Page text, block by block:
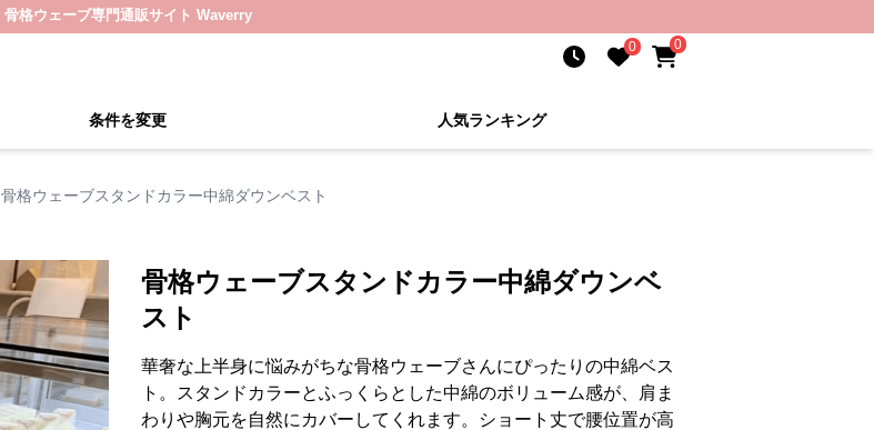
骨格ウェーブ専門通販サイト Waverry
0 0
条件を変更 人気ランキング
骨格ウェーブスタンドカラー中綿ダウンベスト
骨格ウェーブスタンドカラー中綿ダウンベ
スト
華奢な上半身に悩みがちな骨格ウェーブさんにぴったりの中綿ベス
ト。スタンドカラーとふっくらとした中綿のボリューム感が、肩ま
わりや胸元を自然にカバーしてくれます。ショート丈で腰位置が高